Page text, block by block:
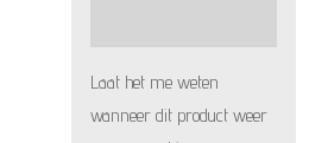
Laat het me weten
wanneer dit product weer